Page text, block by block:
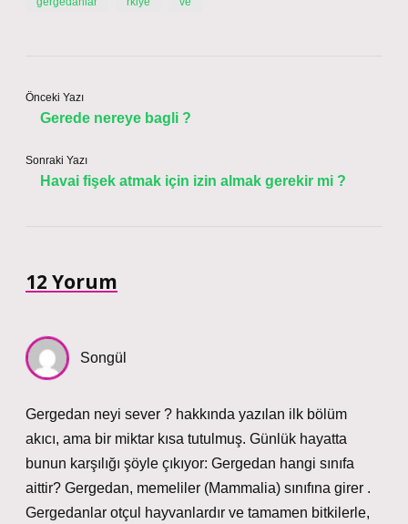
Önceki Yazı
Gerede nereye bagli ?
Sonraki Yazı
Havai fişek atmak için izin almak gerekir mi ?
12 Yorum
Songül
Gergedan neyi sever ? hakkında yazılan ilk bölüm
akıcı, ama bir miktar kısa tutulmuş. Günlük hayatta
bunun karşılığı şöyle çıkıyor: Gergedan hangi sınıfa
aittir? Gergedan, memeliler (Mammalia) sınıfına girer .
Gergedanlar otçul hayvanlardır ve tamamen bitkilerle,